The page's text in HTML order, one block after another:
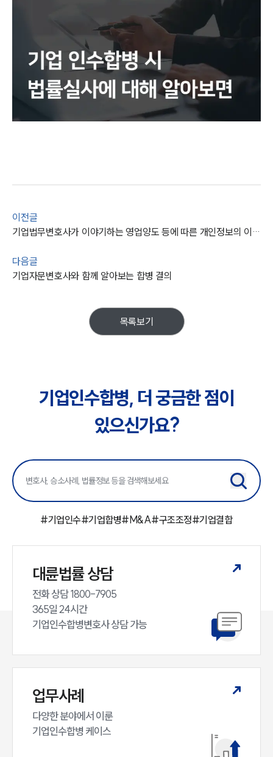
센터소개
대륜의 강점
오시는 길
글로벌 파트너 로펌
고객의 소리
AI대륜
사례분석/최신동향
고객후기
M&A센터 업무
이전글
기업법무변호사가 이야기하는 영업양도 등에 따른 개인정보의 이전은?
다음글
기업자문변호사와 함께 알아보는 합병 결의
목록보기
기업인수합병, 더 궁금한 점이
있으신가요?
#기업인수#기업합병# M&A#구조조정#기업결합
대륜법률 상담
전화 상담 1800-7905
365일 24시간
기업인수합병변호사 상담 가능
업무사례
다양한 분야에서 이룬
기업인수합병 케이스